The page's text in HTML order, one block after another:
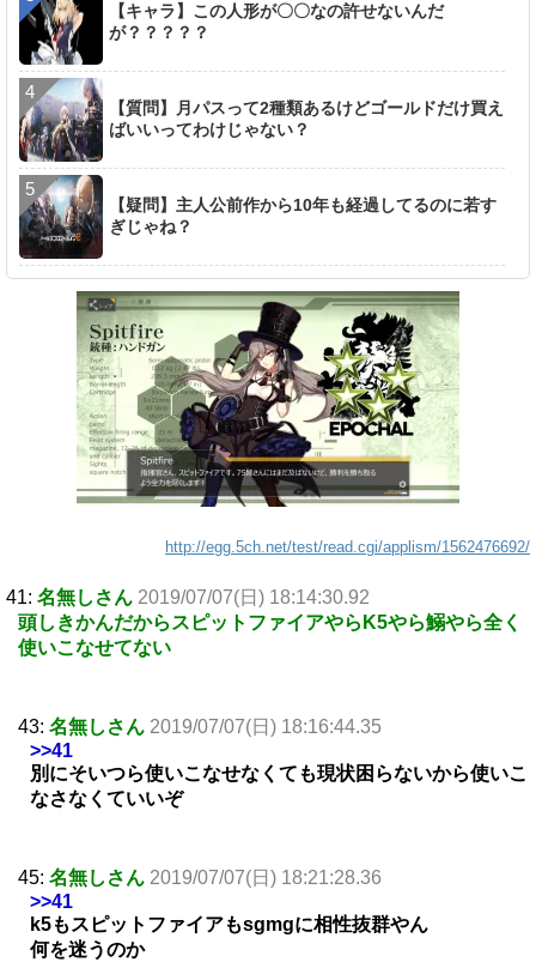
【キャラ】この人形が〇〇なの許せないんだ
が？？？？？
【質問】月パスって2種類あるけどゴールドだけ買え
ばいいってわけじゃない？
【疑問】主人公前作から10年も経過してるのに若す
ぎじゃね？
http://egg.5ch.net/test/read.cgi/applism/1562476692/
41: 名無しさん 2019/07/07(日) 18:14:30.92
頭しきかんだからスピットファイアやらK5やら鰯やら全く
使いこなせてない
43: 名無しさん 2019/07/07(日) 18:16:44.35
>>41
別にそいつら使いこなせなくても現状困らないから使いこ
なさなくていいぞ
45: 名無しさん 2019/07/07(日) 18:21:28.36
>>41
k5もスピットファイアもsgmgに相性抜群やん
何を迷うのか